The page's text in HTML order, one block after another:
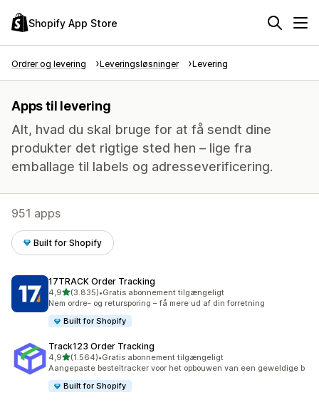
Shopify App Store
Ordrer og levering Leveringsløsninger Levering
Apps til levering
Alt, hvad du skal bruge for at få sendt dine
produkter det rigtige sted hen – lige fra
emballage til labels og adresseverificering.
951 apps
Built for Shopify
17TRACK Order Tracking
4,9ud af 5 stjerner
(3.835)
3835 anmeldelser i alt
•Gratis abonnement tilgængeligt
Nem ordre- og retursporing – få mere ud af din forretning
Built for Shopify
Track123 Order Tracking
4,9ud af 5 stjerner
(1.564)
1564 anmeldelser i alt
•Gratis abonnement tilgængeligt
Aangepaste besteltracker voor het opbouwen van een geweldige b
Built for Shopify